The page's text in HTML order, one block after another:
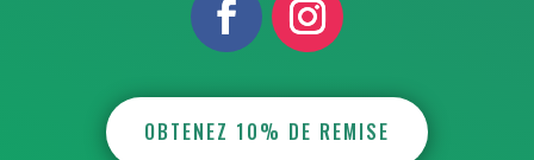
OBTENEZ 10% DE REMISE